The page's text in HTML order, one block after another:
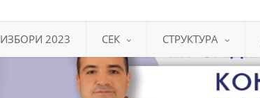
ИЗБОРИ 2023 СЕК СТРУКТУРА